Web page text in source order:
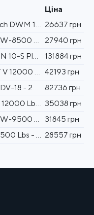
Ціна
Лебідка електрична Dragon Winch DWM 10000 HD synthetic 26637 грн
Лебідка автомобільна T-Max HEW-8500 - 12 вольт / 3850 кг - 8500 lb X Power
27940 грн
Лебідка електрична WARN ZEON 10-S Platinum - 12 вольт - 4536 кг
131884 грн
Лебідка автомобільна Husar BST V 12000 Lbs synthetic 5443 кг 12 В 42193 грн
Лебідка автомобільна Come-up DV-18 - 24 вольт - 8181 кг - 18000 lb
82736 грн
Лебідка електрична Husar BST S 12000 Lbs synthetic 5443 кг 12 В 35038 грн
Лебідка автомобільна T-Max HEW-9500 - 12 вольт / 4305 кг X Power
31845 грн
Лебідка електрична Husar BST 8500 Lbs - 3856 кг 12 В Synthetic 28557 грн